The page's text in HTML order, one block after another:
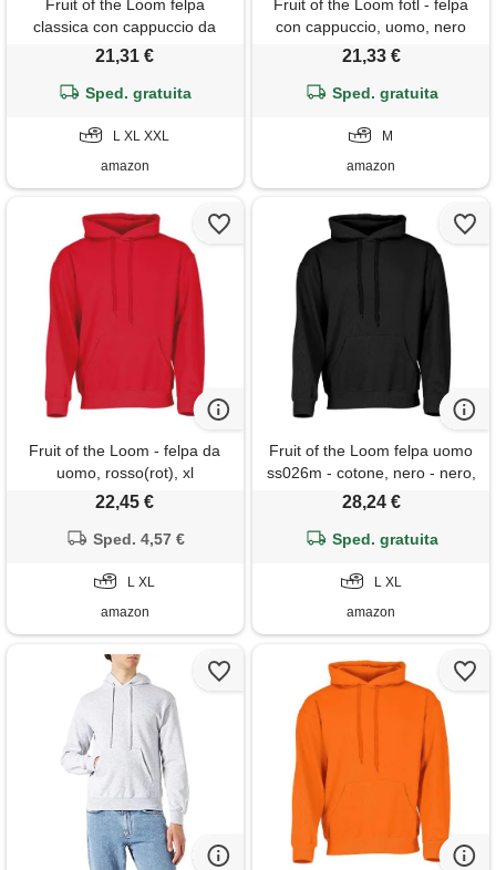
Fruit of the Loom felpa
classica con cappuccio da
uomo, cielo, xxl
21,31 €
Sped. gratuita
L XL XXL
amazon
Fruit of the Loom fotl - felpa
con cappuccio, uomo, nero
(black), m
21,33 €
Sped. gratuita
M
amazon
Fruit of the Loom - felpa da
uomo, rosso(rot), xl
22,45 €
Sped. 4,57 €
L XL
amazon
Fruit of the Loom felpa uomo
ss026m - cotone, nero - nero,
20% poliestere 80% cotone %
28,24 €
Sped. gratuita
L XL
amazon